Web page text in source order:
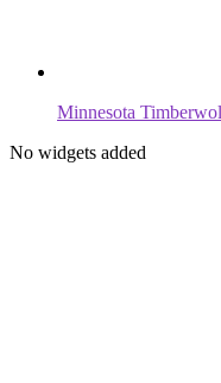
Minnesota
No widgets added